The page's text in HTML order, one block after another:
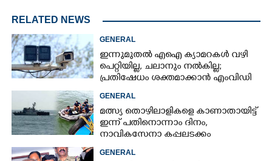
RELATED NEWS
GENERAL
ഇന്നുമുതൽ എഐ ക്യാമറകൾ വഴി
പെറ്റിയില്ല, ചലാനും നൽകില്ല;
പ്രതിഷേധം ശക്തമാക്കാൻ എംവിഡി
സംഘടനകൾ
GENERAL
മത്സ്യ തൊഴിലാളികളെ കാണാതായിട്ട്
ഇന്ന് പതിനൊന്നാം ദിനം,
നാവികസേനാ കപ്പലടക്കം
ഉപയോഗിച്ച് ഊർജിത അന്വേഷണം
GENERAL